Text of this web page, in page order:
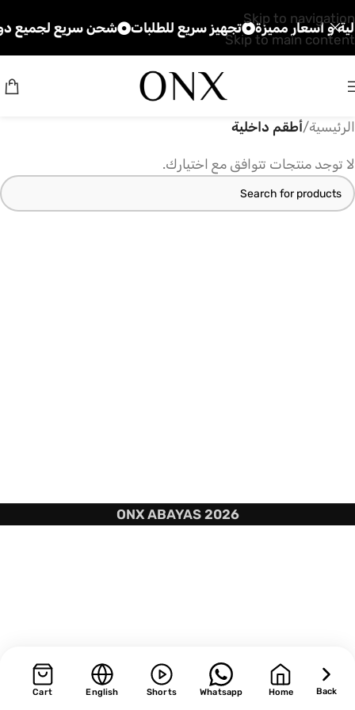
Skip to navigation
Skip to main content
شحن سريع لجميع تجهيز سريع للطلبات و اسعار مميزة
الرئيسية/أطقم داخلية
لا توجد منتجات تتوافق مع اختيارك.
ONX ABAYAS 2026
Back
Home
Whatsapp
Shorts
English
Cart